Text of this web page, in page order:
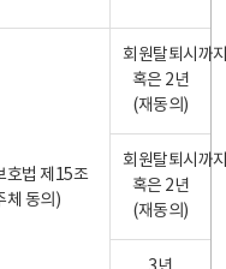
호법 제15조
체 동의)
회원탈퇴시까
혹은 2년
(재동의)
회원탈퇴시까
혹은 2년
(재동의)